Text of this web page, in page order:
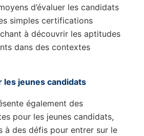
d’évaluer les candidats
simples certifications
à découvrir les aptitudes
dans des contextes
jeunes candidats
également des
pour les jeunes candidats,
à des défis pour entrer sur le